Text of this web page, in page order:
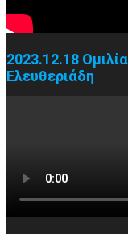
2023.12.18
Ελευθεριάδη